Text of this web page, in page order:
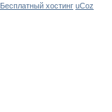
Бесплатный хостинг uCoz